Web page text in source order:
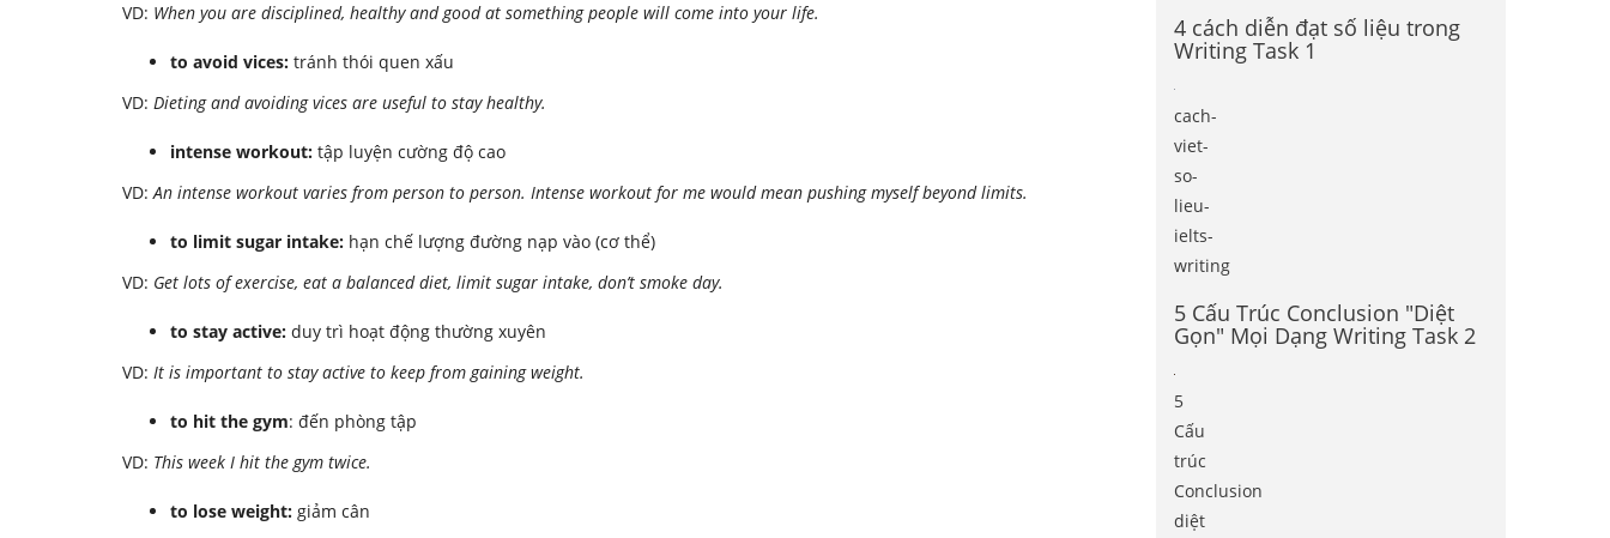
VD: When you are disciplined, healthy and good at something people will come into your life.
to avoid vices: tránh thói quen xấu
VD: Dieting and avoiding vices are useful to stay healthy.
intense workout: tập luyện cường độ cao
VD:An intense workout varies from person to person. Intense workout for me would mean pushing myself beyond limits.
to limit sugar intake: hạn chế lượng đường nạp vào (cơ thể)
VD: Get lots of exercise, eat a balanced diet, limit sugar intake, don’t smoke day.
to stay active: duy trì hoạt động thường xuyên
VD: It is important to stay active to keep from gaining weight.
to hit the gym: đến phòng tập
VD: This week I hit the gym twice.
to lose weight: giảm cân
4 cách diễn đạt số liệu trong
Writing Task 1
cach-
viet-
so-
lieu-
ielts-
writing
5 Cấu Trúc Conclusion "Diệt
Gọn" Mọi Dạng Writing Task 2
5
Cấu
trúc
Conclusion
diệt